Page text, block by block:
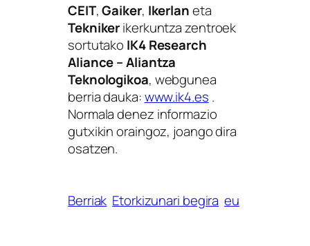
CEIT,Gaiker, Ikerlaneta
Teknikerikerkuntza zentroek
sortutako IK4 Research
Aliance – Aliantza
Teknologikoa, webgunea
berria dauka:www.ik4.es .
Normala denez informazio
gutxikin oraingoz, joango dira
osatzen.
Berriak Etorkizunari begira eu